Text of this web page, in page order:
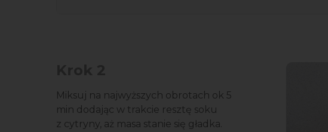
Miksuj na najwyższych obrotach ok 5
min dodając w trakcie resztę soku
z cytryny, aż masa stanie się gładka.